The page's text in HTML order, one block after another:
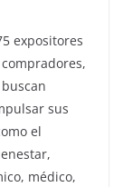
expositores
sus
el
médico,